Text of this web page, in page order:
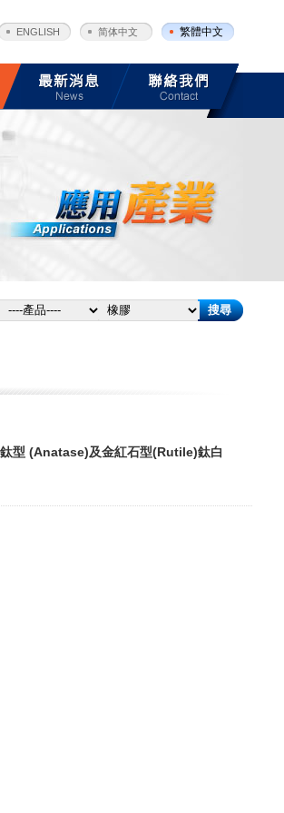
繁體中文
简体中文
ENGLISH
型 (Anatase)及金紅石型(Rutile)鈦白